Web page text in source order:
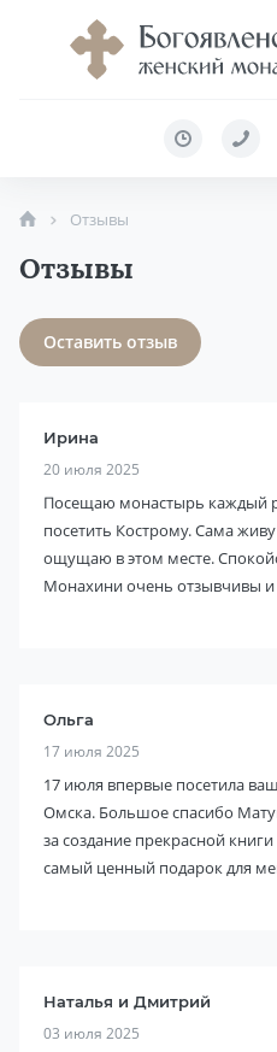
Отзывы
Отзывы
Оставить отзыв
Ирина
20 июля 2025
Посещаю монастырь каждый
посетить Кострому. Сама
ощущаю в этом месте.
Монахини очень отзывчивы
Ольга
17 июля 2025
17 июля впервые посетила
Омска. Большое спасибо
за создание прекрасной
самый ценный подарок для
Наталья и Дмитрий
03 июля 2025